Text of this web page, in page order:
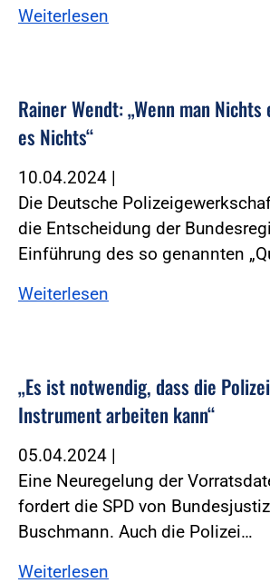
Weiterlesen
Rainer Wendt: „Wenn man
es Nichts“
10.04.2024 |
Die Deutsche
die Entscheidung der
Einführung des so genannten
Weiterlesen
„Es ist notwendig, dass die
Instrument arbeiten kann“
05.04.2024 |
Eine Neuregelung der
fordert die SPD von
Buschmann. Auch die Polizei…
Weiterlesen